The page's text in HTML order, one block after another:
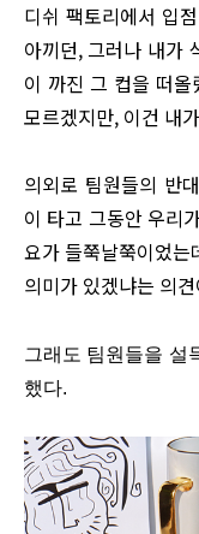
디쉬 팩토리에서 입
아끼던, 그러나 내가
이 까진 그 컵을 떠
모르겠지만, 이건 내
의외로 팀원들의 반
이 타고 그동안 우리
요가 들쭉날쭉이었
의미가 있겠냐는 의
그래도 팀원들을 설
했다.